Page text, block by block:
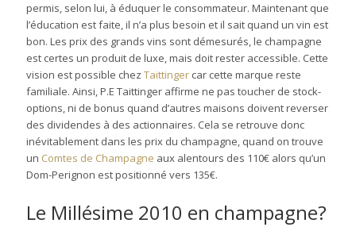
permis, selon lui, à éduquer le consommateur. Maintenant que
l’éducation est faite, il n’a plus besoin et il sait quand un vin est
bon. Les prix des grands vins sont démesurés, le champagne
est certes un produit de luxe, mais doit rester accessible. Cette
vision est possible chezTaittinger car cette marque reste
familiale. Ainsi, P.E Taittinger affirme ne pas toucher de stock-
options, ni de bonus quand d’autres maisons doivent reverser
des dividendes à des actionnaires. Cela se retrouve donc
inévitablement dans les prix du champagne, quand on trouve
un Comtes de Champagne aux alentours des 110€ alors qu’un
Dom-Perignon est positionné vers 135€.
Le Millésime 2010 en champagne?